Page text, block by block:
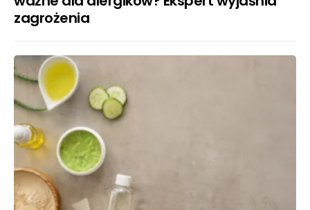
zagrożenia